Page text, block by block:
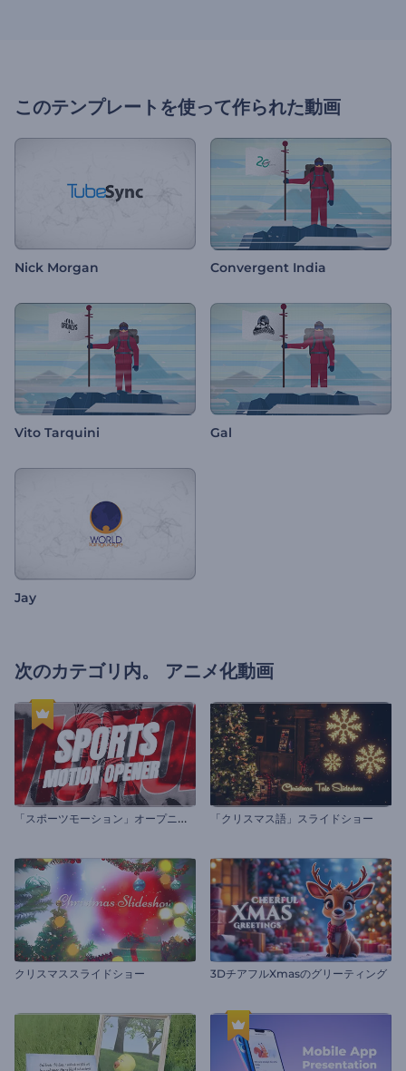
このテンプレートを使って作られた動画
Nick Morgan Convergent India
Vito Tarquini Gal
Jay
次のカテゴリ内。 アニメ化動画
「
スポーツモーション」オープニング 「クリスマス語」スライドショー
クリスマススライドショー 3DチアフルXmasのグリーティング